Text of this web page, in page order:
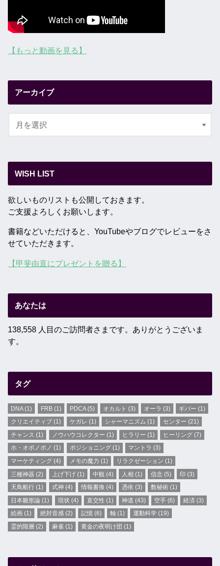
【もっと動画を見る】
アーカイブ
WISH LIST
欲しいものリストも公開しておきます。
ご支援よろしくお願いします。
書籍などいただけると、YouTubeやブログでレビューをさ
せていただきます。
【甲斐由直にプレゼントを贈る】
あなたは
138,558 人目のご訪問者さまです。ありがとうございま
す。
タグ
DNA(1) FRB(1) PDCA(5) オカルト (3) オーラ (3) ギバー (1)
クリエイティブ (1) ケガレ (1) シャーマニズム (1) センター (21)
チャンス (1) ノウハウコレクター (1) ヒラリー (1) ヒーリング (7)
ホ・オポノポノ (1) ポジショニング(1) マントラ (3)
マーケティング (4) メモの魔力 (1) リラクゼーション (1)
三種神器 (2) 上げ下げ(1) 中観 (4) 人相 (1) 信念 (5) 印 (3)
天鳥船行 (1) 式神 (4) 情報書換 (4) 憑依 (3) 数秘術 (1)
日本雛形論 (1) 現状 (4) 直交性 (1) 神道 (43) 空手 (6) 経済 (3)
絵画 (1) 絶対音感(2) 記憶(6) 軸 (1) 運動科学 (19)
霊的階層 (2) 麻雀 (1) 黄金の夜明け団 (1)